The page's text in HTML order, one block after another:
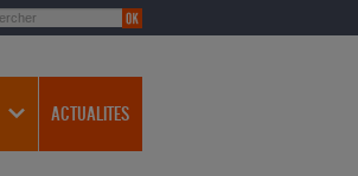
ACTUALITES